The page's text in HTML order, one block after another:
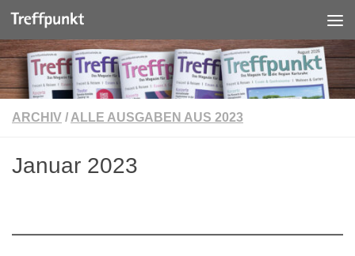
Unter dem Inhalt
ARCHIV / ALLE AUSGABEN AUS 2023
Januar 2023